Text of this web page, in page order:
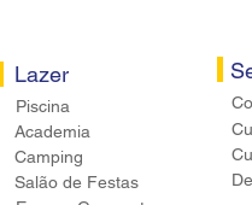
Lazer
Piscina
Academia
Camping
Salão de Festas